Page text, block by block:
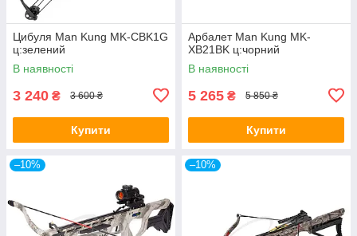
Цибуля Man Kung MK-CBK1G
ц:зелений
В наявності
3 240 ₴ 3 600 ₴
Купити
Арбалет Man Kung MK-
XB21BK ц:чорний
В наявності
5 265 ₴ 5 850 ₴
Купити
–10% –10%